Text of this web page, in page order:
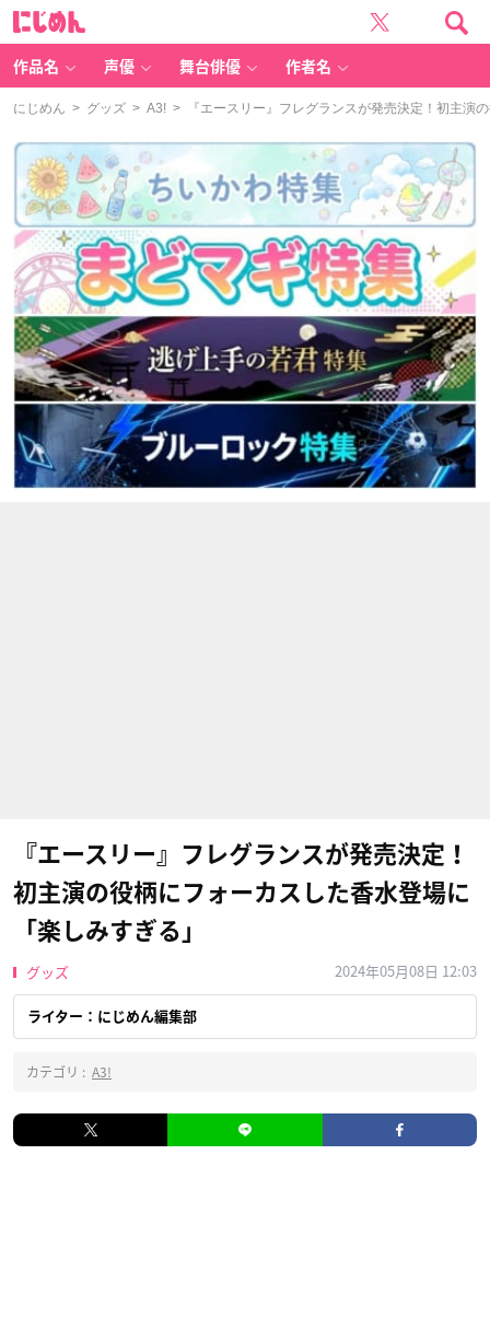
作品名 声優 舞台俳優 作者名
にじめん > グッズ > A3! > 『エースリー』フレグランスが発売決定！初主演
『エースリー』フレグランスが発売決定！
初主演の役柄にフォーカスした香水登場に
「楽しみすぎる」
グッズ 2024年05月08日 12:03
ライター：にじめん編集部
カテゴリ : A3!